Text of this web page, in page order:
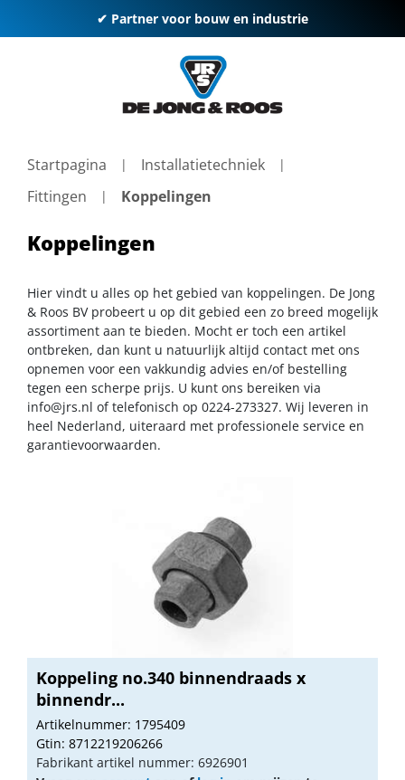
✔ Partner voor bouw en industrie
Startpagina
Installatietechniek
Fittingen
Koppelingen
Koppelingen
Hier vindt u alles op het gebied van koppelingen. De Jong
& Roos BV probeert u op dit gebied een zo breed mogelijk
assortiment aan te bieden. Mocht er toch een artikel
ontbreken, dan kunt u natuurlijk altijd contact met ons
opnemen voor een vakkundig advies en/of bestelling
tegen een scherpe prijs. U kunt ons bereiken via
info@jrs.nl of telefonisch op 0224-273327. Wij leveren in
heel Nederland, uiteraard met professionele service en
garantievoorwaarden.
Koppeling no.340 binnendraads x
binnendr...
Artikelnummer: 1795409
Gtin: 8712219206266
Fabrikant artikel nummer: 6926901